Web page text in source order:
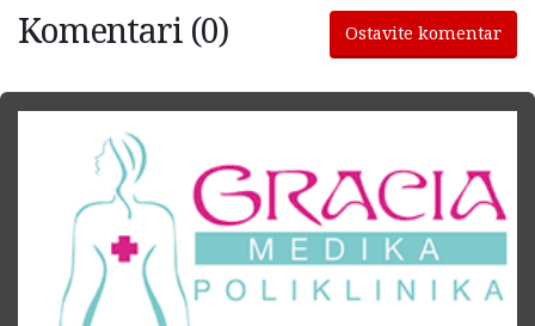
Komentari (0) Ostavite komentar